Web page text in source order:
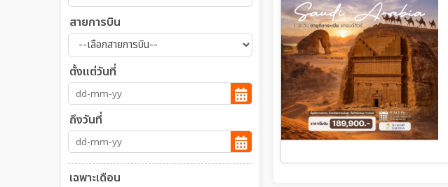
สายการบิน
ตั้งแต่วันที่
ถึงวันที่
เฉพาะเดือน